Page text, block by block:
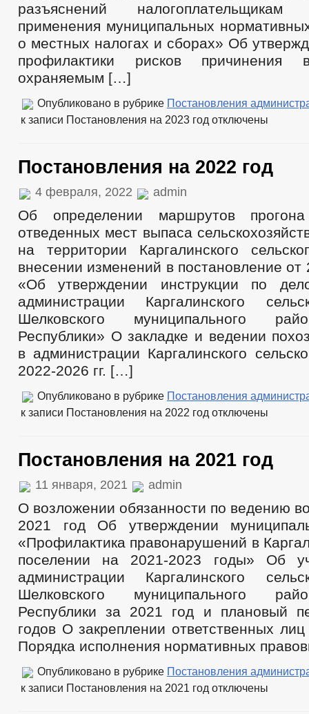
разъяснений
применения муниципальных
о местных налогах и сборах» Об
профилактики рисков причинения
охраняемым […]
Опубликовано в рубрике Постановления
к записи Постановления на 2023 год отключены
Постановления на 2022 год
4 февраля, 2022 admin
Об определении маршрутов
отведенных мест выпаса
на территории Каргалинского
внесении изменений в постановление
«Об утверждении инструкции по
администрации Каргалинского
Шелковского муниципального
Республики» О закладке и ведении
в администрации Каргалинского
2022-2026 гг. […]
Опубликовано в рубрике Постановления
к записи Постановления на 2022 год отключены
Постановления на 2021 год
11 января, 2021 admin
О возложении обязанности по ведению
2021 год Об утверждении
«Профилактика правонарушений в
поселении на 2021-2023 годы» Об
администрации Каргалинского
Шелковского муниципального
Республики за 2021 год и плановый
годов О закреплении ответственных
Порядка исполнения нормативных
Опубликовано в рубрике Постановления
к записи Постановления на 2021 год отключены